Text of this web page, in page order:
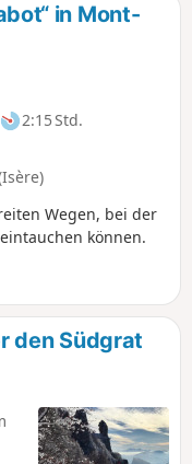
in Mont-
2:15 Std.
Wegen, bei der
können.
den Südgrat